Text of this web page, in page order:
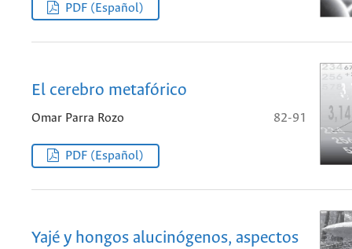
PDF (Español)
El cerebro metafórico
Omar Parra Rozo 82-91
PDF (Español)
Yajé y hongos alucinógenos, aspectos